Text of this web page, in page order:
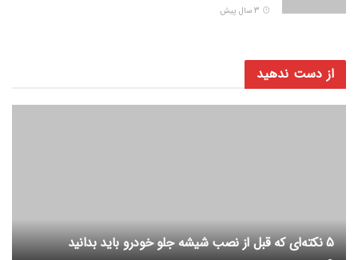
از دست ندهید
5 نکته‌ای که قبل از نصب شیشه جلو خودرو باید بدانید